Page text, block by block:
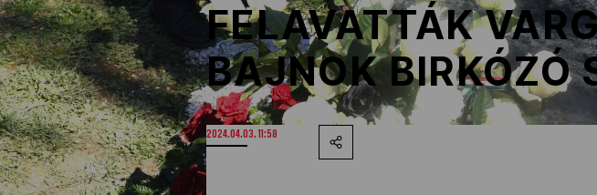
FELAVATTÁK
BAJNOK BIRKÓZÓ
2024.04.03. 11:58